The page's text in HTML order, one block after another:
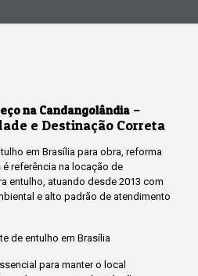
na Candangolândia –
e Destinação Correta
em Brasília para obra, reforma
referência na locação de
entulho, atuando desde 2013 com
e alto padrão de atendimento
de entulho em Brasília
para manter o local